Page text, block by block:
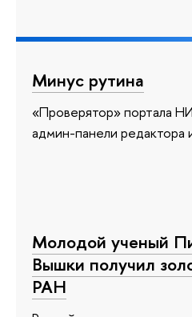
Минус рутина
«Проверятор» портала
админ-панели редактора
Молодой ученый
Вышки получил
РАН